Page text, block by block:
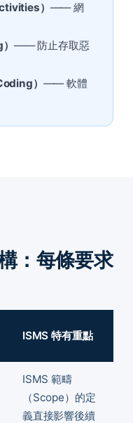
） —— 網
—— 防止存取惡
） —— 軟體
：每條要求
ISMS 特有重點
ISMS 範疇
（Scope）的定
義直接影響後續